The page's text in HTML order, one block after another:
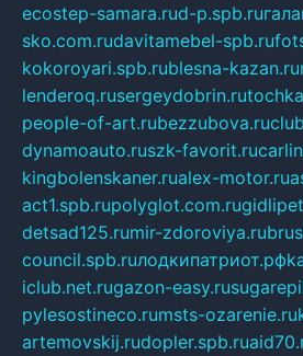
ecostep-samara.rud-p.spb.ru
sko.com.rudavitamebel-spb.ru
kokoroyari.spb.rublesna-kazan.ru
lenderoq.rusergeydobrin.ru
people-of-art.rubezzubova.ru
dynamoauto.ruszk-favorit.ru
kingbolenskaner.rualex-motor.ru
act1.spb.rupolyglot.com.ru
detsad125.rumir-zdoroviya.ru
council.spb.ruлодкипатриот.рф
iclub.net.rugazon-easy.ru
pylesostineco.rumsts-ozarenie.ru
artemovskij.rudopler.spb.ru